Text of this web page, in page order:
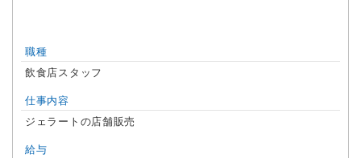
職種
飲食店スタッフ
仕事内容
ジェラートの店舗販売
給与